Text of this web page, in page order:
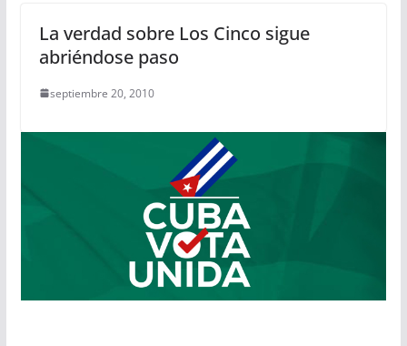
La verdad sobre Los Cinco sigue
abriéndose paso
septiembre 20, 2010